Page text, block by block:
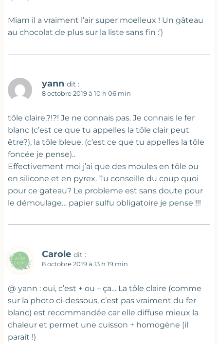
Miam il a vraiment l’air super moelleux ! Un gâteau
au chocolat de plus sur la liste sans fin :’)
yann dit :
8 octobre 2019 à 10 h 06 min
tôle claire,?!?! Je ne connais pas. Je connais le fer
blanc (c’est ce que tu appelles la tôle clair peut
être?), la tôle bleue, (c’est ce que tu appelles la tôle
foncée je pense)..
Effectivement moi j’ai que des moules en tôle ou
en silicone et en pyrex. Tu conseille du coup quoi
pour ce gateau? Le probleme est sans doute pour
le démoulage… papier sulfu obligatoire je pense !!!
Carole dit :
8 octobre 2019 à 13 h 19 min
@ yann : oui, c’est + ou – ça… La tôle claire (comme
sur la photo ci-dessous, c’est pas vraiment du fer
blanc) est recommandée car elle diffuse mieux la
chaleur et permet une cuisson + homogène (il
parait !)